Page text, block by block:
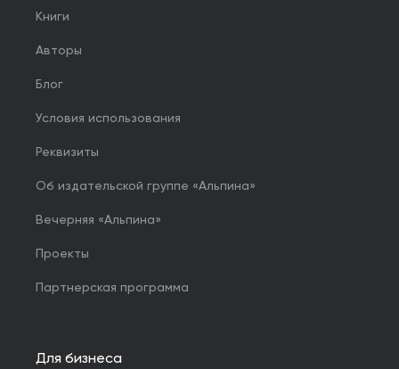
Книги
Авторы
Блог
Условия использования
Реквизиты
Об издательской группе «Альпина»
Вечерняя «Альпина»
Проекты
Партнерская программа
Для бизнеса